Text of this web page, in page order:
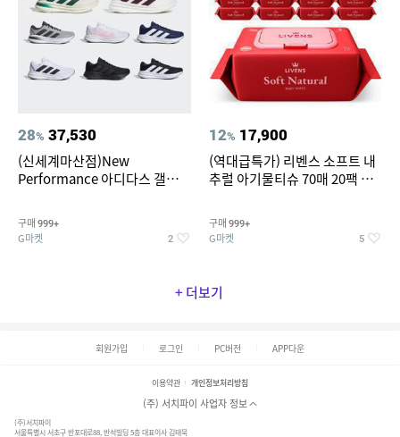
28% 37,530
(신세계마산점)New
Performance 아디다스 갤럭시
구매 999+
G마켓 2
12% 17,900
(역대급특가) 리벤스 소프트 내
추럴 아기물티슈 70매 20팩 캡
구매 999+
G마켓 5
+ 더보기
회원가입 로그인 PC버전 APP다운
이용약관 개인정보처리방침
(주) 서치파이 사업자 정보
(주)서치파이
서울특별시 서초구 반포대로88, 반석빌딩 5층 대표이사 김태묵